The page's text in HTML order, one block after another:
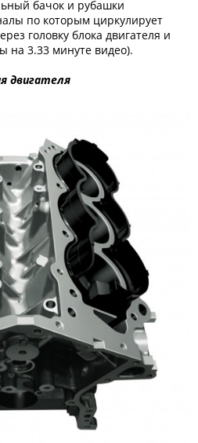
бачок и рубашки
по которым циркулирует
головку блока двигателя и
на 3.33 минуте видео).
двигателя